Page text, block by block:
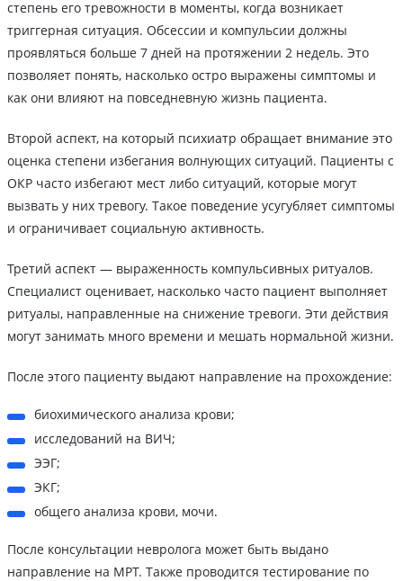
степень его тревожности в моменты, когда возникает
триггерная ситуация. Обсессии и компульсии должны
проявляться больше 7 дней на протяжении 2 недель. Это
позволяет понять, насколько остро выражены симптомы и
как они влияют на повседневную жизнь пациента.
Второй аспект, на который психиатр обращает внимание это
оценка степени избегания волнующих ситуаций. Пациенты с
ОКР часто избегают мест либо ситуаций, которые могут
вызвать у них тревогу. Такое поведение усугубляет симптомы
и ограничивает социальную активность.
Третий аспект — выраженность компульсивных ритуалов.
Специалист оценивает, насколько часто пациент выполняет
ритуалы, направленные на снижение тревоги. Эти действия
могут занимать много времени и мешать нормальной жизни.
После этого пациенту выдают направление на прохождение:
биохимического анализа крови;
исследований на ВИЧ;
ЭЭГ;
ЭКГ;
общего анализа крови, мочи.
После консультации невролога может быть выдано
направление на МРТ. Также проводится тестирование по